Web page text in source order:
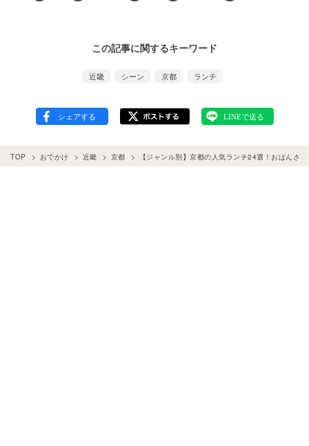
この記事に関するキーワード
近畿 シーン 京都 ランチ
TOP おでかけ 近畿 京都 【ジャンル別】京都の人気ランチ24選！おばんざ